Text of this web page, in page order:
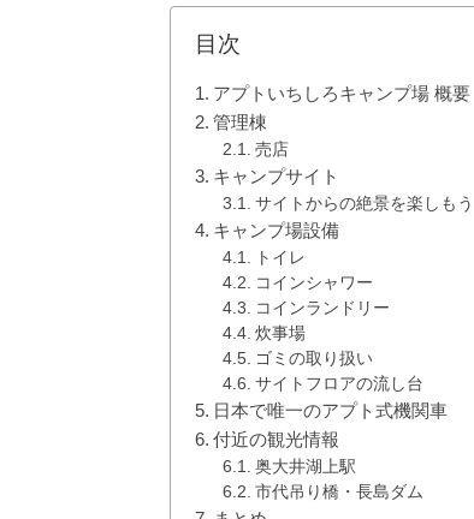
目次
アプトいちしろキャンプ場 概要
管理棟
売店
キャンプサイト
サイトからの絶景を楽しもう
キャンプ場設備
トイレ
コインシャワー
コインランドリー
炊事場
ゴミの取り扱い
サイトフロアの流し台
日本で唯一のアプト式機関車
付近の観光情報
奥大井湖上駅
市代吊り橋・長島ダム